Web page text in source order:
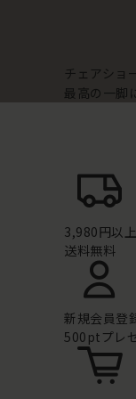
チェアショ
最高の一脚
3,980円以
送料無料
新規会員登
500ptプレ